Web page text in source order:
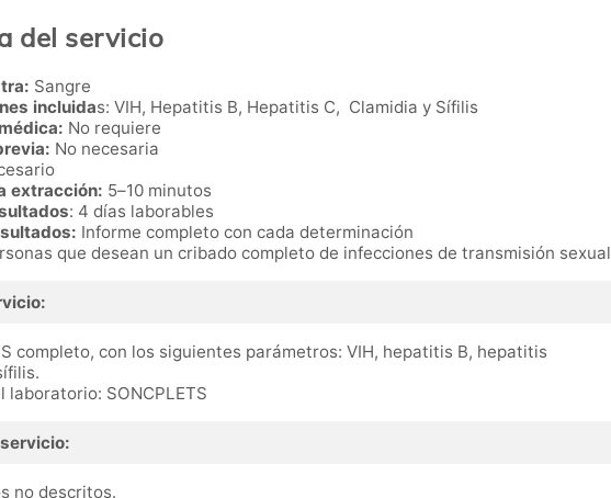
del servicio
Sangre
incluidas: VIH, Hepatitis B, Hepatitis C, Clamidia y Sífilis
No requiere
No necesaria
extracción: 5–10 minutos
: 4 días laborables
Informe completo con cada determinación
que desean un cribado completo de infecciones de transmisión sexual
completo, con los siguientes parámetros: VIH, hepatitis B, hepatitis
laboratorio: SONCPLETS
no descritos.